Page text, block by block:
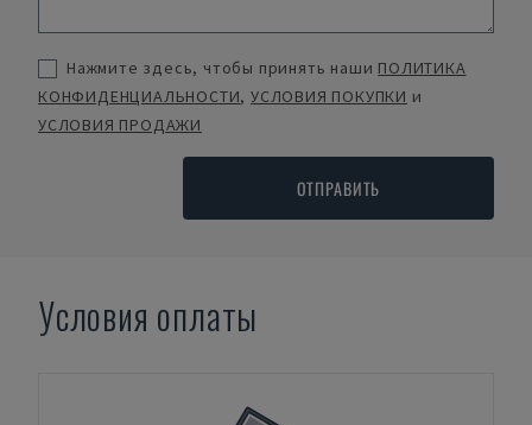
Нажмите здесь, чтобы принять наши ПОЛИТИКА
КОНФИДЕНЦИАЛЬНОСТИ,УСЛОВИЯ ПОКУПКИ и
УСЛОВИЯ ПРОДАЖИ
ОТПРАВИТЬ
Условия оплаты